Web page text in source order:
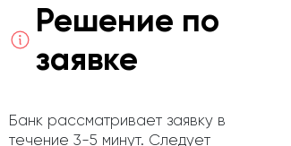
Решение по
заявке
Банк рассматривает заявку в
течение 3-5 минут. Следует